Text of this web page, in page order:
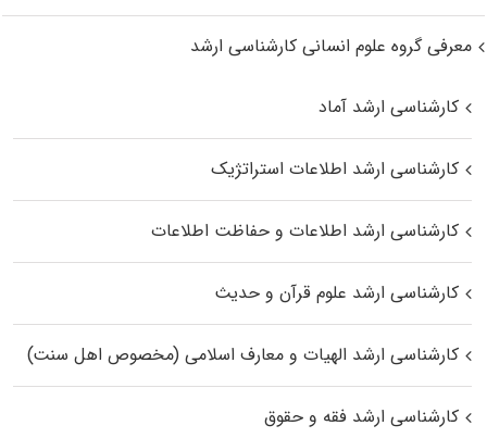
معرفی گروه علوم انسانی کارشناسی ارشد
کارشناسی ارشد آماد
کارشناسی ارشد اطلاعات استراتژیک
کارشناسی ارشد اطلاعات و حفاظت اطلاعات
کارشناسی ارشد علوم قرآن و حدیث
کارشناسی ارشد الهیات و معارف اسلامی (مخصوص اهل سنت)
کارشناسی ارشد فقه و حقوق